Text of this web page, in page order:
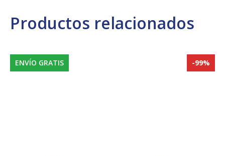
Productos relacionados
ENVÍO GRATIS -99%